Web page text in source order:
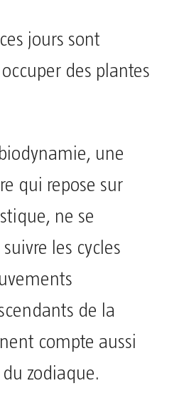
jours sont
des plantes
une
qui repose sur
ne se
les cycles
de la
compte aussi
zodiaque.